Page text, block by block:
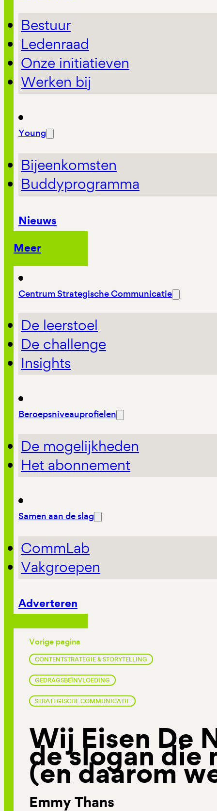
Bestuur
Ledenraad
Onze initiatieven
Werken bij
Young
Bijeenkomsten
Buddyprogramma
Nieuws
Meer
Centrum Strategische Communicatie
De leerstoel
De challenge
Insights
Beroepsniveauprofielen
De mogelijkheden
Het abonnement
Samen aan de slag
CommLab
Vakgroepen
Adverteren
Vorige pagina
CONTENTSTRATEGIE & STORYTELLING
GEDRAGSBEÏNVLOEDING
STRATEGISCHE COMMUNICATIE
Wij Eisen De
de slogan
(en daarom
Emmy Thans